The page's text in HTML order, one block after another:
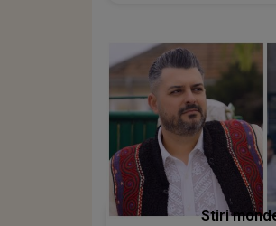
suflet! La
Stiri